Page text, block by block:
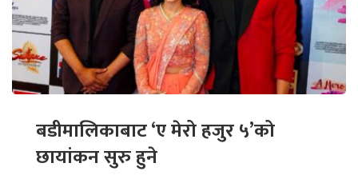
बडीमालिकाबाट ‘ए मेरो हजुर ५’को
छायांकन सुरु हुने